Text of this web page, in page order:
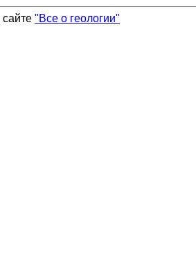
сайте "Все о геологии"